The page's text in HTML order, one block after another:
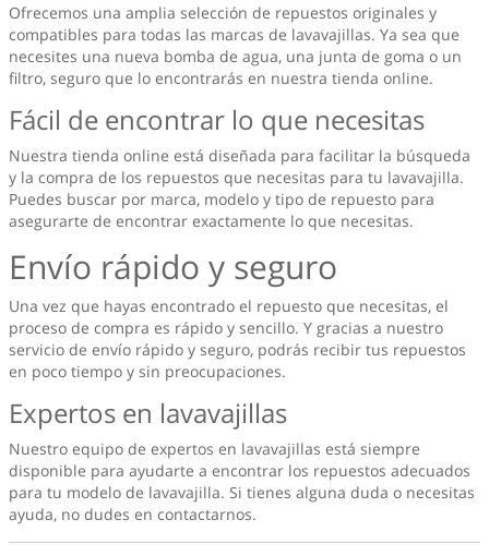
Ofrecemos una amplia selección de repuestos originales y
compatibles para todas las marcas de lavavajillas. Ya sea que
necesites una nueva bomba de agua, una junta de goma o un
filtro, seguro que lo encontrarás en nuestra tienda online.
Fácil de encontrar lo que necesitas
Nuestra tienda online está diseñada para facilitar la búsqueda
y la compra de los repuestos que necesitas para tu lavavajilla.
Puedes buscar por marca, modelo y tipo de repuesto para
asegurarte de encontrar exactamente lo que necesitas.
Envío rápido y seguro
Una vez que hayas encontrado el repuesto que necesitas, el
proceso de compra es rápido y sencillo. Y gracias a nuestro
servicio de envío rápido y seguro, podrás recibir tus repuestos
en poco tiempo y sin preocupaciones.
Expertos en lavavajillas
Nuestro equipo de expertos en lavavajillas está siempre
disponible para ayudarte a encontrar los repuestos adecuados
para tu modelo de lavavajilla. Si tienes alguna duda o necesitas
ayuda, no dudes en contactarnos.